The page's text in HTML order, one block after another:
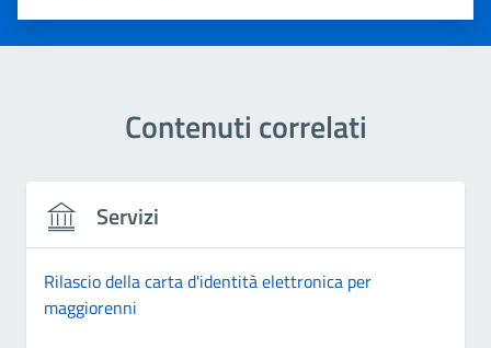
Valuta 5 stelle su 5
Valuta 4 stelle su 5
Valuta 3 stelle su 5
Valuta 2 stelle su 5
Valuta 1 stelle su 5
Contenuti correlati
Servizi
Rilascio della carta d'identità elettronica per
maggiorenni